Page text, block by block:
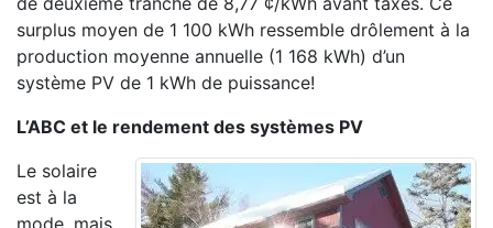
surplus moyen de 1 100 kWh ressemble drôlement à la
production moyenne annuelle (1 168 kWh) d’un
système PV de 1 kWh de puissance!
L’ABC et le rendement des systèmes PV
Le solaire
est à la
mode, mais